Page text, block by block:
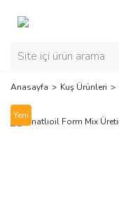
Anasayfa Kuş Ürünleri
Yeni